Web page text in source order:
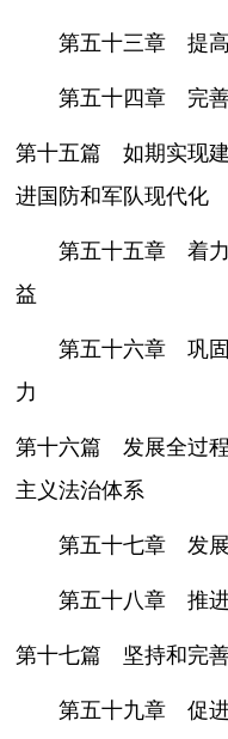
第五十三章 提高
第五十四章 完善
第十五篇 如期实现
进国防和军队现代化
第五十五章 着力
益
第五十六章 巩固
力
第十六篇 发展全过
主义法治体系
第五十七章 发展
第五十八章 推进
第十七篇 坚持和完
第五十九章 促进